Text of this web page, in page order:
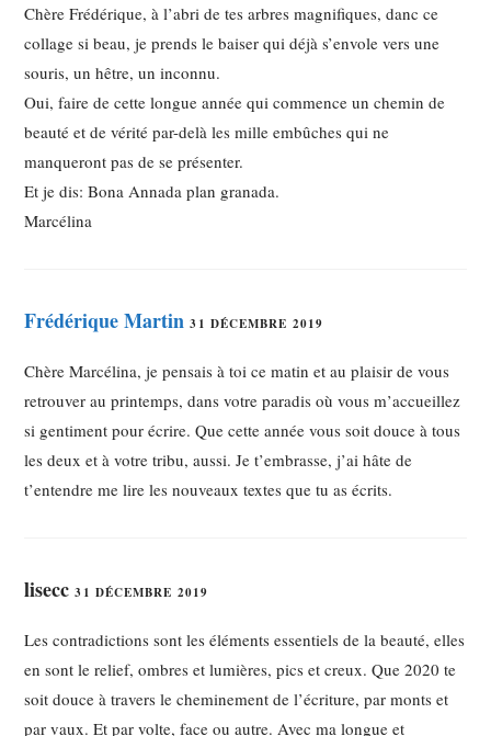
Chère Frédérique, à l’abri de tes arbres magnifiques, danc ce
collage si beau, je prends le baiser qui déjà s’envole vers une
souris, un hêtre, un inconnu.
Oui, faire de cette longue année qui commence un chemin de
beauté et de vérité par-delà les mille embûches qui ne
manqueront pas de se présenter.
Et je dis: Bona Annada plan granada.
Marcélina
Frédérique Martin 31 DÉCEMBRE 2019
Chère Marcélina, je pensais à toi ce matin et au plaisir de vous
retrouver au printemps, dans votre paradis où vous m’accueillez
si gentiment pour écrire. Que cette année vous soit douce à tous
les deux et à votre tribu, aussi. Je t’embrasse, j’ai hâte de
t’entendre me lire les nouveaux textes que tu as écrits.
lisecc31 DÉCEMBRE 2019
Les contradictions sont les éléments essentiels de la beauté, elles
en sont le relief, ombres et lumières, pics et creux. Que 2020 te
soit douce à travers le cheminement de l’écriture, par monts et
par vaux. Et par volte, face ou autre. Avec ma longue et